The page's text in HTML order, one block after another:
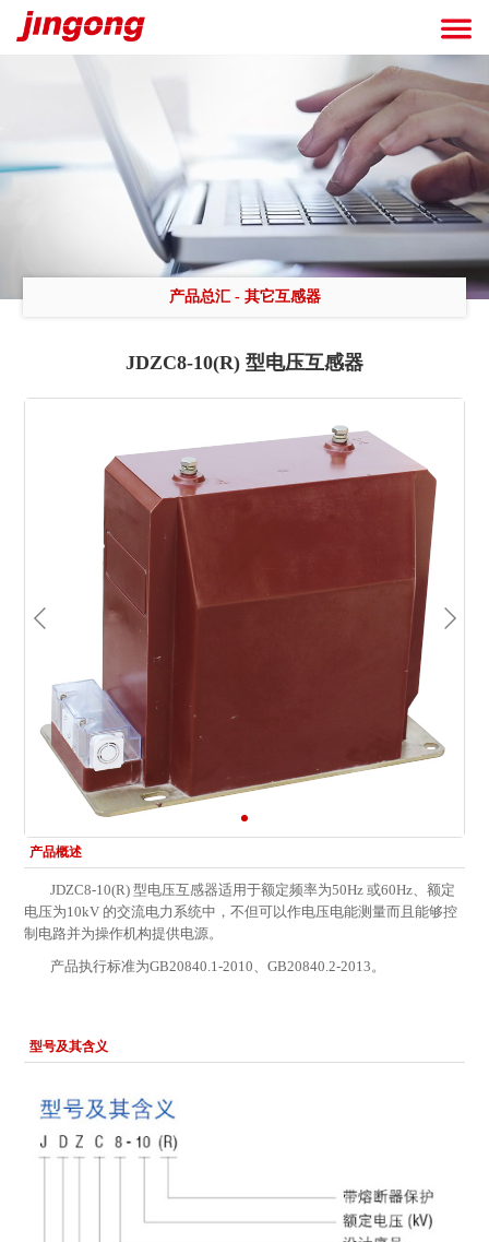
产品总汇- 其它互感器
JDZC8-10(R) 型电压互感器
产品概述
JDZC8-10(R) 型电压互感器适用于额定频率为50Hz 或60Hz、额定
电压为10kV 的交流电力系统中，不但可以作电压电能测量而且能够控
制电路并为操作机构提供电源。
产品执行标准为GB20840.1-2010、GB20840.2-2013。
型号及其含义